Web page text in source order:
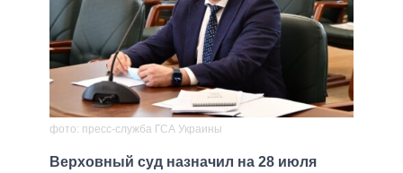
фото: пресс-служба ГСА Украины
Верховный суд назначил на 28 июля